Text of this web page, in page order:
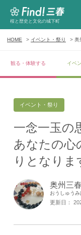
桜と歴史と文化の城下町
HOME イベント・祭り 奥
観る・体験する イベ
イベント・祭り
一念一玉の
あなたの心
りとなりま
奥州三
おうしゅう
更新日：